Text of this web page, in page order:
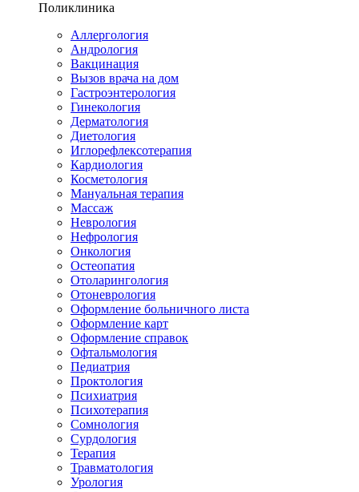
Поликлиника
Аллергология
Андрология
Вакцинация
Вызов врача на дом
Гастроэнтерология
Гинекология
Дерматология
Диетология
Иглорефлексотерапия
Кардиология
Косметология
Мануальная терапия
Массаж
Неврология
Нефрология
Онкология
Остеопатия
Отоларингология
Отоневрология
Оформление больничного листа
Оформление карт
Оформление справок
Офтальмология
Педиатрия
Проктология
Психиатрия
Психотерапия
Сомнология
Сурдология
Терапия
Травматология
Урология